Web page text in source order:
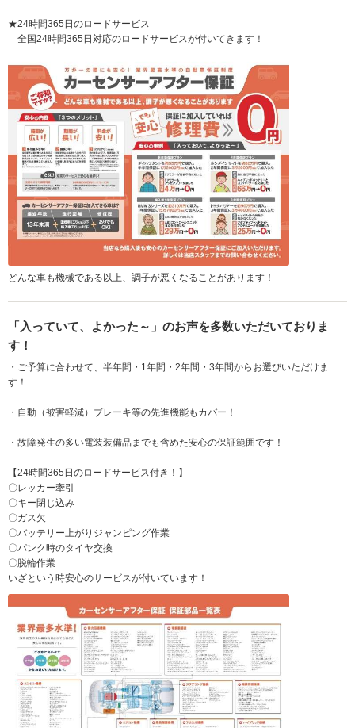
★24時間365日のロードサービス
全国24時間365日対応のロードサービスが付いてきます！
どんな車も機械である以上、調子が悪くなることがあります！
「入っていて、よかった～」のお声を多数いただいておりま
す！
・ご予算に合わせて、半年間・1年間・2年間・3年間からお選びいただけま
す！
・自動（被害軽減）ブレーキ等の先進機能もカバー！
・故障発生の多い電装装備品までも含めた安心の保証範囲です！
【24時間365日のロードサービス付き！】
〇レッカー牽引
〇キー閉じ込み
〇ガス欠
〇バッテリー上がりジャンピング作業
〇パンク時のタイヤ交換
〇脱輪作業
いざという時安心のサービスが付いています！